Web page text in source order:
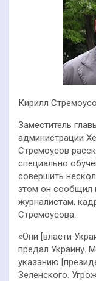
Кирилл
Заместитель
администрации
Стремоусов
специально
совершить
этом он сообщил
журналистам,
Стремоусова.
«Они [власти
предал Украину.
указанию
Зеленского.